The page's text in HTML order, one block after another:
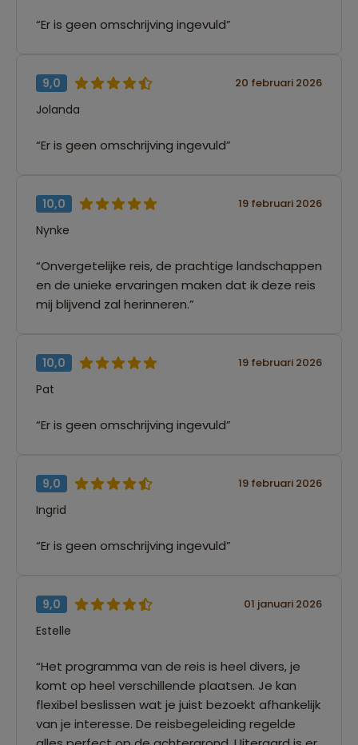
“Er is geen omschrijving ingevuld”
9,0 20 februari 2026
Jolanda
“Er is geen omschrijving ingevuld”
10,0 19 februari 2026
Nynke
“Onvergetelijke reis, de prachtige landschappen
en de unieke ervaringen maken dat ik deze reis
mij blijvend zal herinneren.”
10,0 19 februari 2026
Pat
“Er is geen omschrijving ingevuld”
9,0 19 februari 2026
Ingrid
“Er is geen omschrijving ingevuld”
9,0 01 januari 2026
Estelle
“Het programma van de reis is heel divers, je
komt op heel verschillende plaatsen. Je kan
flexibel beslissen wat je juist bezoekt afhankelijk
van je interesse. De reisbegeleiding regelde